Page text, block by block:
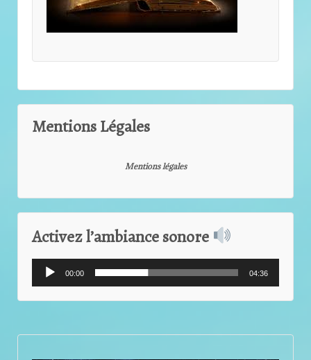
Mentions Légales
Mentions légales
Activez l’ambiance sonore
audio
00:00 04:36